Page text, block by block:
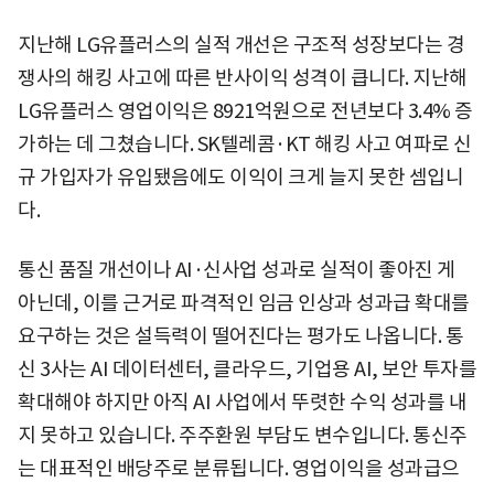
지난해 LG유플러스의 실적 개선은 구조적 성장보다는 경
쟁사의 해킹 사고에 따른 반사이익 성격이 큽니다. 지난해
LG유플러스 영업이익은 8921억원으로 전년보다 3.4% 증
가하는 데 그쳤습니다. SK텔레콤·KT 해킹 사고 여파로 신
규 가입자가 유입됐음에도 이익이 크게 늘지 못한 셈입니
다.
통신 품질 개선이나 AI·신사업 성과로 실적이 좋아진 게
아닌데, 이를 근거로 파격적인 임금 인상과 성과급 확대를
요구하는 것은 설득력이 떨어진다는 평가도 나옵니다. 통
신 3사는 AI 데이터센터, 클라우드, 기업용 AI, 보안 투자를
확대해야 하지만 아직 AI 사업에서 뚜렷한 수익 성과를 내
지 못하고 있습니다. 주주환원 부담도 변수입니다. 통신주
는 대표적인 배당주로 분류됩니다. 영업이익을 성과급으